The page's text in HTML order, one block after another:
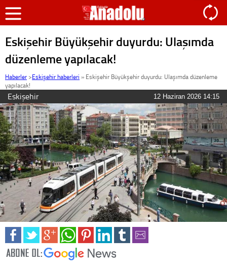
Eskişehir Büyükşehir duyurdu: Ulaşımda
düzenleme yapılacak!
Haberler >Eskişehir haberleri » Eskişehir Büyükşehir duyurdu: Ulaşımda düzenleme
yapılacak!
Eskişehir 12 Haziran 2026 14:15